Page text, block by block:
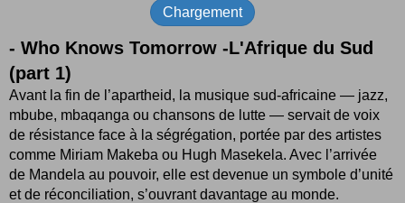
Chargement
- Who Knows Tomorrow -L'Afrique du Sud
(part 1)
Avant la fin de l’apartheid, la musique sud-africaine — jazz,
mbube, mbaqanga ou chansons de lutte — servait de voix
de résistance face à la ségrégation, portée par des artistes
comme Miriam Makeba ou Hugh Masekela. Avec l’arrivée
de Mandela au pouvoir, elle est devenue un symbole d’unité
et de réconciliation, s’ouvrant davantage au monde.